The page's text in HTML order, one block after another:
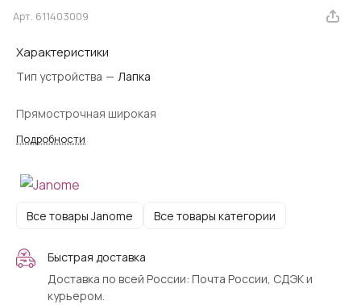
Арт. 611403009
Характеристики
Тип устройства — Лапка
Прямострочная широкая
Подробности
Все товары Janome Все товары категории
Быстрая доставка
Доставка по всей России: Почта России, СДЭК и
курьером.